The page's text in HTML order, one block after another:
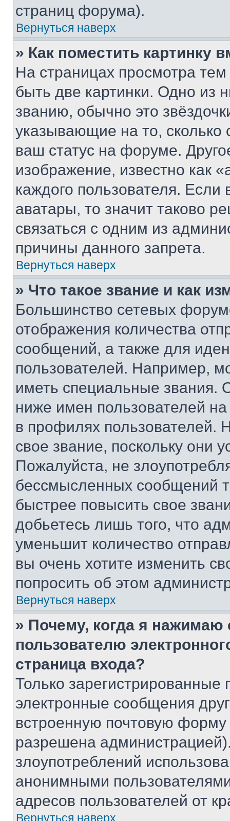
страниц форума).
Вернуться наверх
» Как поместить картинку
На страницах просмотра
быть две картинки. Одно из
званию, обычно это
указывающие на то,
ваш статус на форуме.
изображение, известно как
каждого пользователя.
аватары, то значит таково
связаться с одним из
причины данного запрета.
Вернуться наверх
» Что такое звание и как
Большинство сетевых
отображения количества
сообщений, а также для
пользователей. Например,
иметь специальные звания.
ниже имен пользователей
в профилях
свое звание, поскольку они
Пожалуйста, не
бессмысленных сообщений
быстрее повысить свое
добьетесь лишь того, что
уменьшит количество
вы очень хотите изменить
попросить об этом
Вернуться наверх
» Почему, когда я нажимаю
пользователю
страница входа?
Только зарегистрированные
электронные сообщения
встроенную почтовую
разрешена
злоупотреблений
анонимными
адресов пользователей от
Вернуться наверх